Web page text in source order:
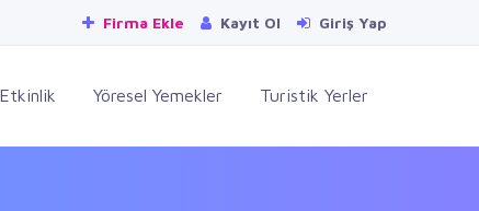
Firma Ekle Kayıt Ol Giriş Yap
Yöresel Yemekler Turistik Yerler